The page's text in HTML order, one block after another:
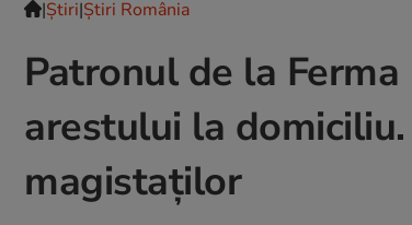
|Ştiri|Știri România
Patronul de la
arestului la
magistaților